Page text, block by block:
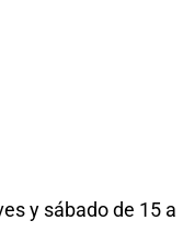
y sábado de 15 a